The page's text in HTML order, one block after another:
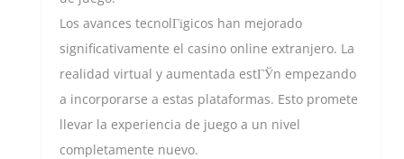
Los avances tecnolГіgicos han mejorado
significativamente el casino online extranjero. La
realidad virtual y aumentada estГЎn empezando
a incorporarse a estas plataformas. Esto promete
llevar la experiencia de juego a un nivel
completamente nuevo.